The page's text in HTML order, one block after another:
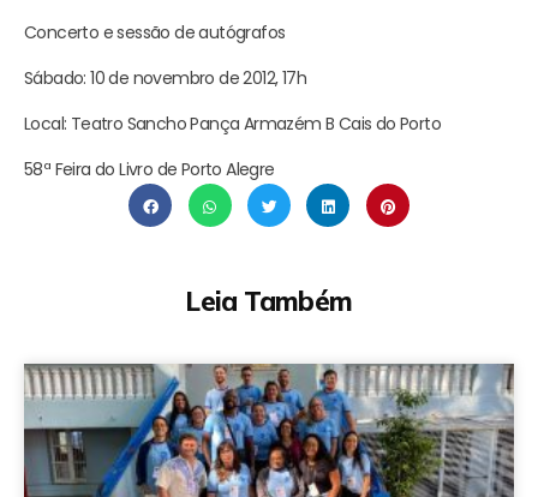
Concerto e sessão de autógrafos
Sábado: 10 de novembro de 2012, 17h
Local: Teatro Sancho Pança Armazém B Cais do Porto
58ª Feira do Livro de Porto Alegre
Leia Também